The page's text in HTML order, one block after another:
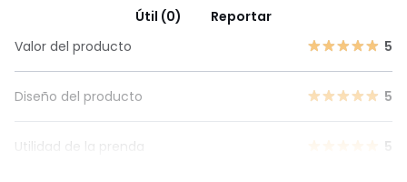
Útil (0)
Reportar
Valor del producto
5
Diseño del producto 5
Utilidad de la prenda 5